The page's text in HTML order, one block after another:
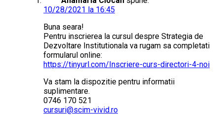
10/28/2021 la 16:45
Buna seara!
Pentru inscrierea la cursul despre Strategia de
Dezvoltare Institutionala va rugam sa completati
formularul online:
https://tinyurl.com/Inscriere-curs-directori-4-noi
Va stam la dispozitie pentru informatii
suplimentare.
0746 170 521
cursuri@scim-vivid.ro